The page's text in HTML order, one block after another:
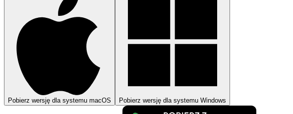
Pobierz wersję dla systemu macOS Pobierz wersję dla systemu Windows